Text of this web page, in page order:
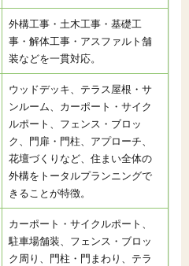
外構工事・土木工事・基礎工
事・解体工事・アスファルト舗
装などを一貫対応。
ウッドデッキ、テラス屋根・サ
ンルーム、カーポート・サイク
ルポート、フェンス・ブロッ
ク、門扉・門柱、アプローチ、
花壇づくりなど、住まい全体の
外構をトータルプランニングで
きることが特徴。
カーポート・サイクルポート、
駐車場舗装、フェンス・ブロッ
ク周り、門柱・門まわり、テラ